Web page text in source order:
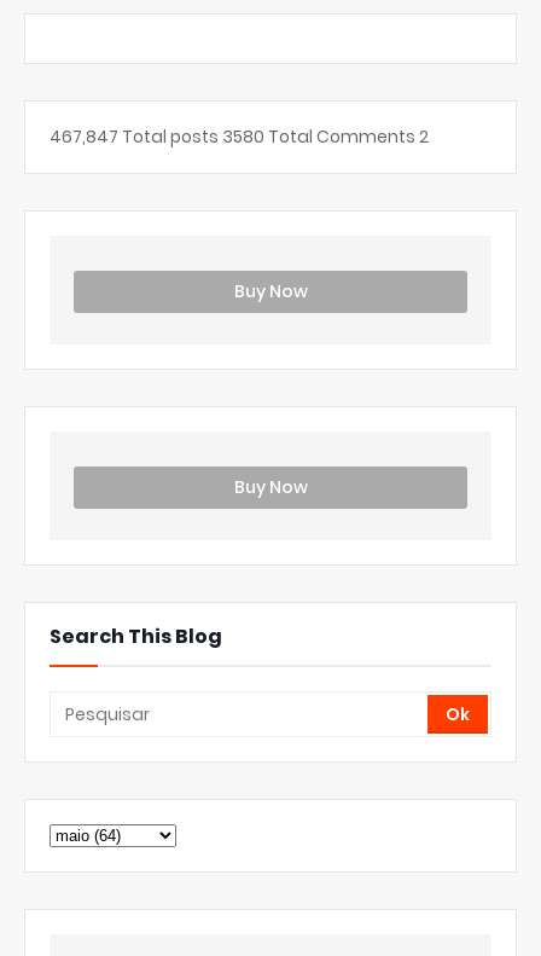
467,847 Total posts 3580 Total Comments 2
Buy Now
Buy Now
Search This Blog